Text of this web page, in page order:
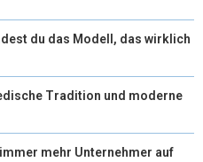
du das Modell, das wirklich
Tradition und moderne
mehr Unternehmer auf